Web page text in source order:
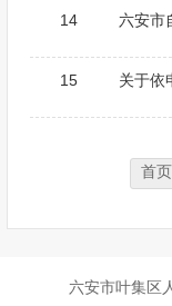
14 六安市
15 关于依
首页
六安市叶集区